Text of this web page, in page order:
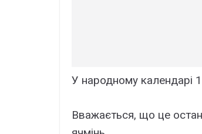
У народному календарі
Вважається, що це